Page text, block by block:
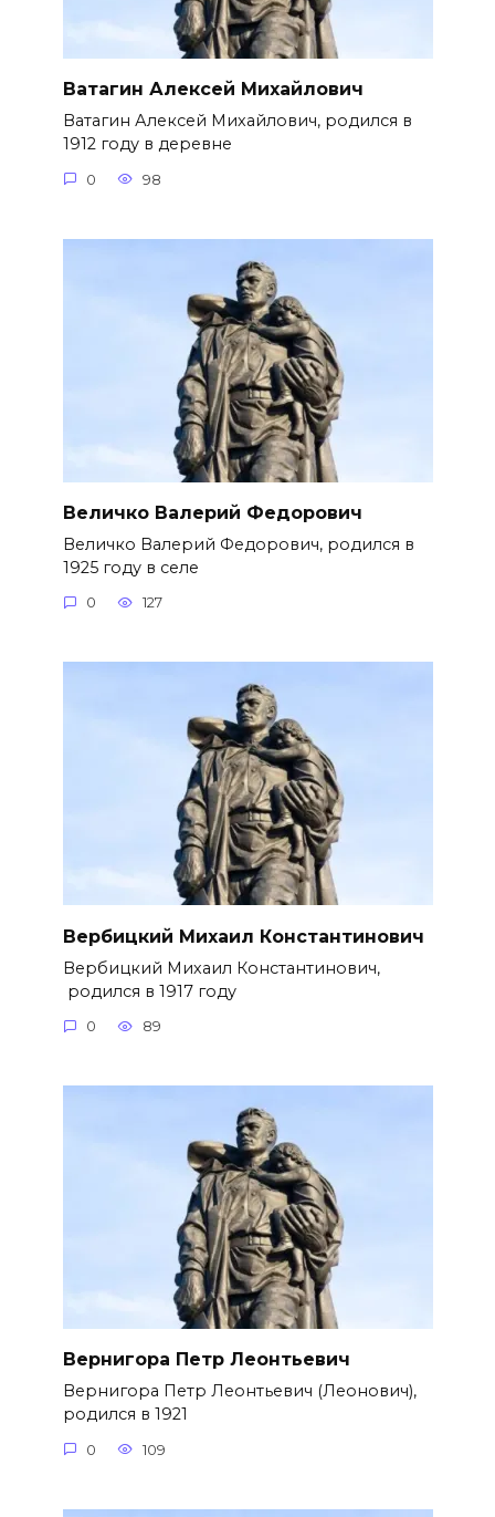
Ватагин Алексей Михайлович
Ватагин Алексей Михайлович, родился в
1912 году в деревне
0 98
Величко Валерий Федорович
Величко Валерий Федорович, родился в
1925 году в селе
0 127
Вербицкий Михаил Константинович
Вербицкий Михаил Константинович,
родился в 1917 году
0 89
Вернигора Петр Леонтьевич
Вернигора Петр Леонтьевич (Леонович),
родился в 1921
0 109